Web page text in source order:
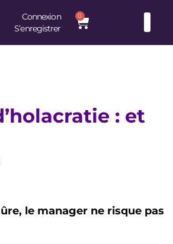
Connexion
S’enregistrer
0
: et
le manager ne risque pas